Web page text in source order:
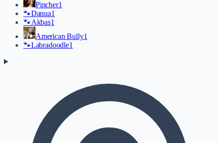
Pincher1
🐾Danua1
🐾Akbaş1
American Bully1
🐾Labradoodle1